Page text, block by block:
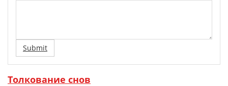
Submit
Толкование снов